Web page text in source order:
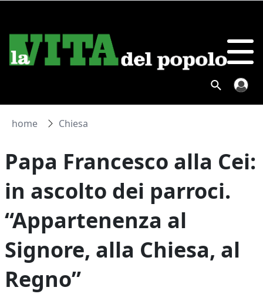
home Chiesa
Papa Francesco alla Cei:
in ascolto dei parroci.
“Appartenenza al
Signore, alla Chiesa, al
Regno”